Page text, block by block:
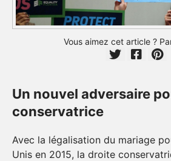
Vous aimez cet article ?
Un nouvel adversaire
conservatrice
Avec la légalisation du mariage
Unis en 2015, la droite